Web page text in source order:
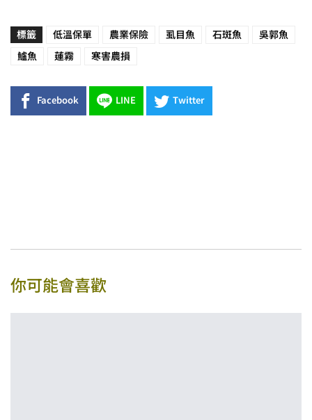
標籤 低溫保單 農業保險 虱目魚 石斑魚 吳郭魚
鱸魚 蓮霧 寒害農損
Facebook LINE Twitter
你可能會喜歡